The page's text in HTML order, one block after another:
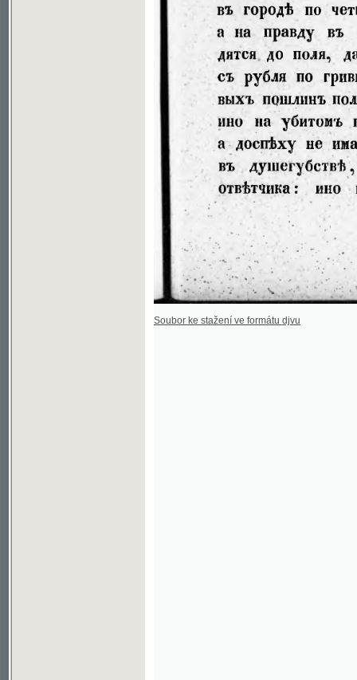
Soubor ke stažení ve formátu djvu